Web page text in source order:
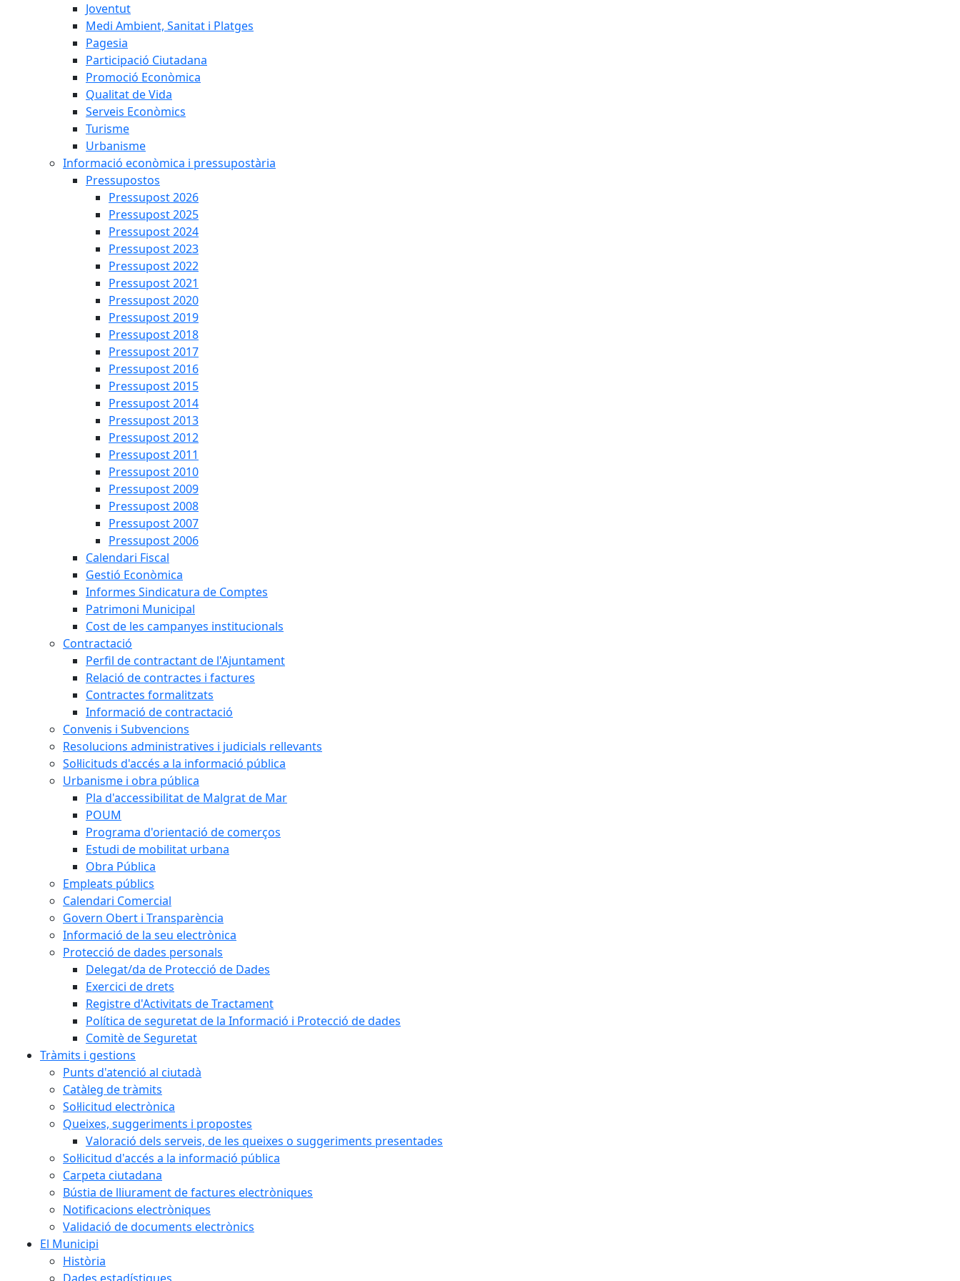
Joventut
Medi Ambient, Sanitat i Platges
Pagesia
Participació Ciutadana
Promoció Econòmica
Qualitat de Vida
Serveis Econòmics
Turisme
Urbanisme
Informació econòmica i pressupostària
Pressupostos
Pressupost 2026
Pressupost 2025
Pressupost 2024
Pressupost 2023
Pressupost 2022
Pressupost 2021
Pressupost 2020
Pressupost 2019
Pressupost 2018
Pressupost 2017
Pressupost 2016
Pressupost 2015
Pressupost 2014
Pressupost 2013
Pressupost 2012
Pressupost 2011
Pressupost 2010
Pressupost 2009
Pressupost 2008
Pressupost 2007
Pressupost 2006
Calendari Fiscal
Gestió Econòmica
Informes Sindicatura de Comptes
Patrimoni Municipal
Cost de les campanyes institucionals
Contractació
Perfil de contractant de l'Ajuntament
Relació de contractes i factures
Contractes formalitzats
Informació de contractació
Convenis i Subvencions
Resolucions administratives i judicials rellevants
Sol·licituds d'accés a la informació pública
Urbanisme i obra pública
Pla d'accessibilitat de Malgrat de Mar
POUM
Programa d'orientació de comerços
Estudi de mobilitat urbana
Obra Pública
Empleats públics
Calendari Comercial
Govern Obert i Transparència
Informació de la seu electrònica
Protecció de dades personals
Delegat/da de Protecció de Dades
Exercici de drets
Registre d'Activitats de Tractament
Política de seguretat de la Informació i Protecció de dades
Comitè de Seguretat
Tràmits i gestions
Punts d'atenció al ciutadà
Catàleg de tràmits
Sol·licitud electrònica
Queixes, suggeriments i propostes
Valoració dels serveis, de les queixes o suggeriments presentades
Sol·licitud d'accés a la informació pública
Carpeta ciutadana
Bústia de lliurament de factures electròniques
Notificacions electròniques
Validació de documents electrònics
El Municipi
Història